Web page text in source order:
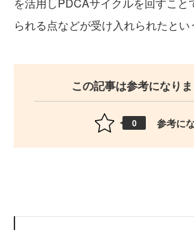
られる点などが受け入れられたとい
この記事は参考になり
0 参考に